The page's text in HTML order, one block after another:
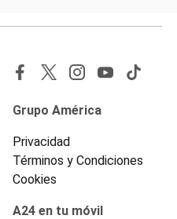
Grupo América
Privacidad
Términos y Condiciones
Cookies
A24 en tu móvil